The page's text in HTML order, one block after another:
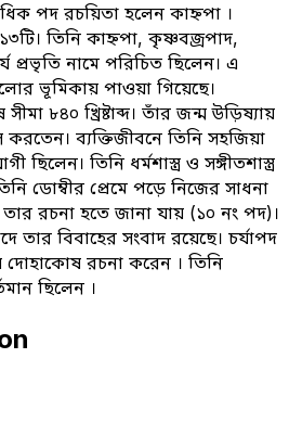
পদ রচয়িতা হলেন কাহ্নপা ।
তিনি কাহ্নপা, কৃষ্ণবজ্রপাদ,
প্রভৃতি নামে পরিচিত ছিলেন। এ
ভূমিকায় পাওয়া গিয়েছে।
৮৪০ খ্রিষ্টাব্দ। তাঁর জন্ম উড়িষ্যায়
করতেন। ব্যক্তিজীবনে তিনি সহজিয়া
ছিলেন। তিনি ধর্মশাস্ত্র ও সঙ্গীতশাস্ত্র
ডোম্বীর প্রেমে পড়ে নিজের সাধনা
রচনা হতে জানা যায় (১০ নং পদ)।
তার বিবাহের সংবাদ রয়েছে। চর্যাপদ
দোহাকোষ রচনা করেন । তিনি
ছিলেন ।